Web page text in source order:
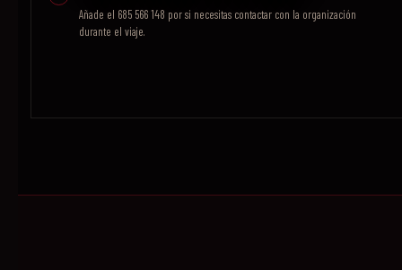
Añade el 685 566 148 por si necesitas contactar con la organización
durante el viaje.